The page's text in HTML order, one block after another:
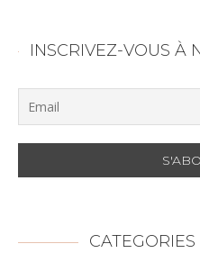
INSCRIVEZ-VOUS À